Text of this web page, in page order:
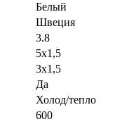
Белый
Швеция
3.8
5х1,5
3х1,5
Да
Холод/тепло
600